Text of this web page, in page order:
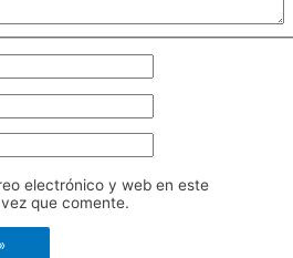
electrónico y web en este
que comente.